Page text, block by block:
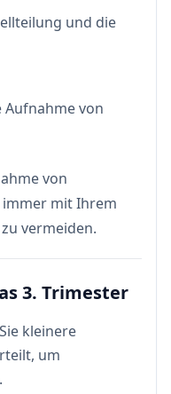
und die
von
von
mit Ihrem
vermeiden.
3. Trimester
kleinere
um